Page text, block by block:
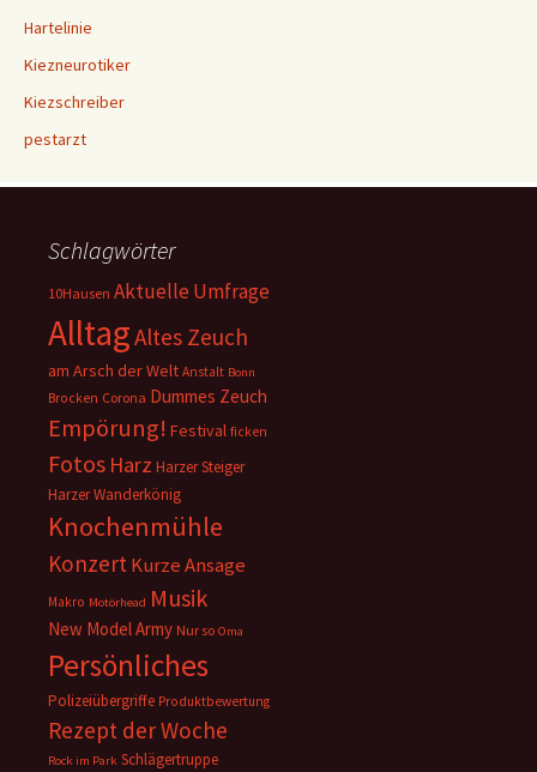
Hartelinie
Kiezneurotiker
Kiezschreiber
pestarzt
Schlagwörter
10Hausen Aktuelle Umfrage
AlltagAltes Zeuch
am Arsch der Welt Anstalt Bonn
Brocken Corona Dummes Zeuch
Empörung! Festival ficken
Fotos Harz Harzer Steiger
Harzer Wanderkönig
Knochenmühle
KonzertKurze Ansage
Makro Motörhead Musik
New Model Army Nur so Oma
Persönliches
Polizeiübergriffe Produktbewertung
Rezept der Woche
Rock im Park Schlägertruppe